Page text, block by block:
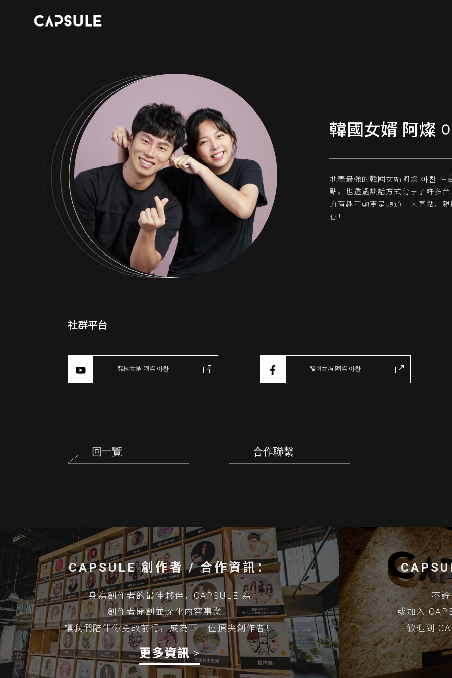
韓國女婿 阿燦
地表最強的韓國女婿阿燦 아찬 在
點，也透過談話方式分享了許多
的有趣互動更是頻道一大亮點，
心！
社群平台
韓國女婿 阿燦 아찬 韓國女婿 阿燦 아찬
回一覽 合作聯繫
CAPSULE 創作者 / 合作資訊：
身為創作者的最佳夥伴，CAPSULE 為
創作者開創並深化內容事業。
讓我們陪伴你勇敢前行，成為下一位頂尖創作者！
更多資訊
不
或加入
歡迎到